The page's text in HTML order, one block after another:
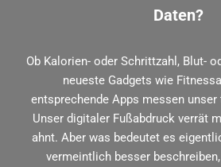
Daten?
Ob Kalorien- oder Schrittzahl, Blut-
neueste Gadgets wie
entsprechende Apps messen
Unser digitaler Fußabdruck verrät
ahnt. Aber was bedeutet es
vermeintlich besser